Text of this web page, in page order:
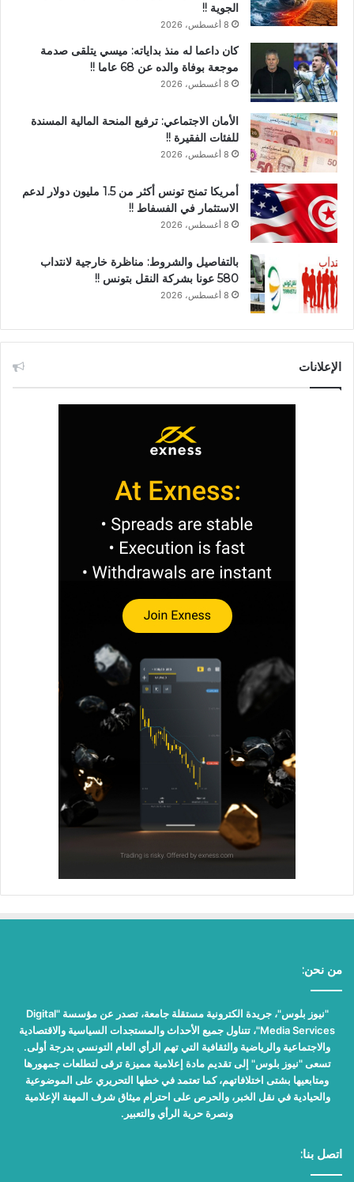
الجوية !!
8 أغسطس، 2026
كان داعما له منذ بداياته: ميسي يتلقى صدمة
موجعة بوفاة والده عن 68 عاما !!
8 أغسطس، 2026
الأمان الاجتماعي: ترفيع المنحة المالية المسندة
للفئات الفقيرة !!
8 أغسطس، 2026
أمريكا تمنح تونس أكثر من 1.5 مليون دولار لدعم
الاستثمار في الفسفاط !!
8 أغسطس، 2026
بالتفاصيل والشروط: مناظرة خارجية لانتداب
580 عونا بشركة النقل بتونس !!
8 أغسطس، 2026
الإعلانات
من نحن:
"نيوز بلوس"، جريدة الكترونية مستقلة جامعة، تصدر عن مؤسسة "Digital
Media Services"، تتناول جميع الأحداث والمستجدات السياسية والاقتصادية
والاجتماعية والرياضية والثقافية التي تهم الرأي العام التونسي بدرجة أولى.
تسعى "نيوز بلوس" إلى تقديم مادة إعلامية مميزة ترقى لتطلعات جمهورها
ومتابعيها بشتى اختلافاتهم، كما تعتمد في خطها التحريري على الموضوعية
والحيادية في نقل الخبر، والحرص على احترام ميثاق شرف المهنة الإعلامية
ونصرة حرية الرأي والتعبير.
اتصل بنا: